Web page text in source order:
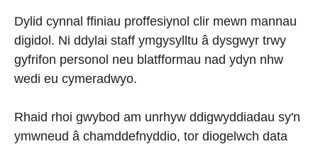
Dylid cynnal ffiniau proffesiynol clir mewn mannau
digidol. Ni ddylai staff ymgysylltu â dysgwyr trwy
gyfrifon personol neu blatfformau nad ydyn nhw
wedi eu cymeradwyo.
Rhaid rhoi gwybod am unrhyw ddigwyddiadau sy'n
ymwneud â chamddefnyddio, tor diogelwch data